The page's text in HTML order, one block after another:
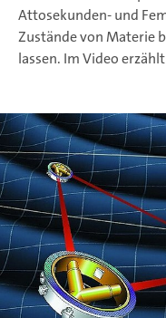
Attosekunden- und
Zustände von Materie
lassen. Im Video